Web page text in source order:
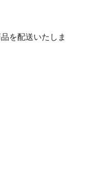
を配送いたしま